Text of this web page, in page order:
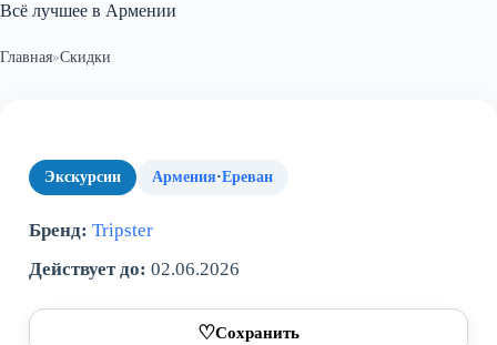
Всё лучшее в Армении
Главная»Скидки
Экскурсии Армения·Ереван
Бренд: Tripster
Действует до: 02.06.2026
♡Сохранить